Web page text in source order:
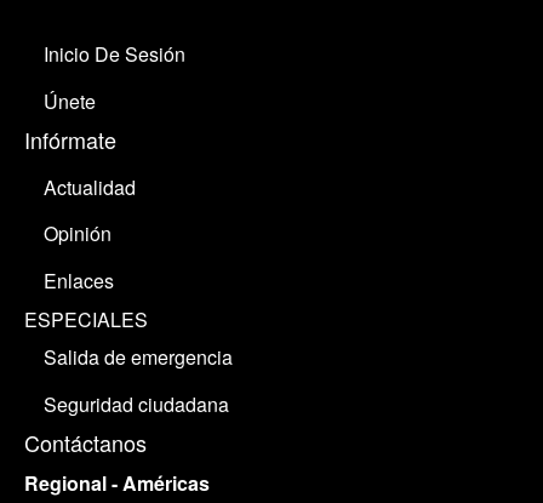
Inicio De Sesión
Únete
Infórmate
Actualidad
Opinión
Enlaces
ESPECIALES
Salida de emergencia
Seguridad ciudadana
Contáctanos
Regional - Américas